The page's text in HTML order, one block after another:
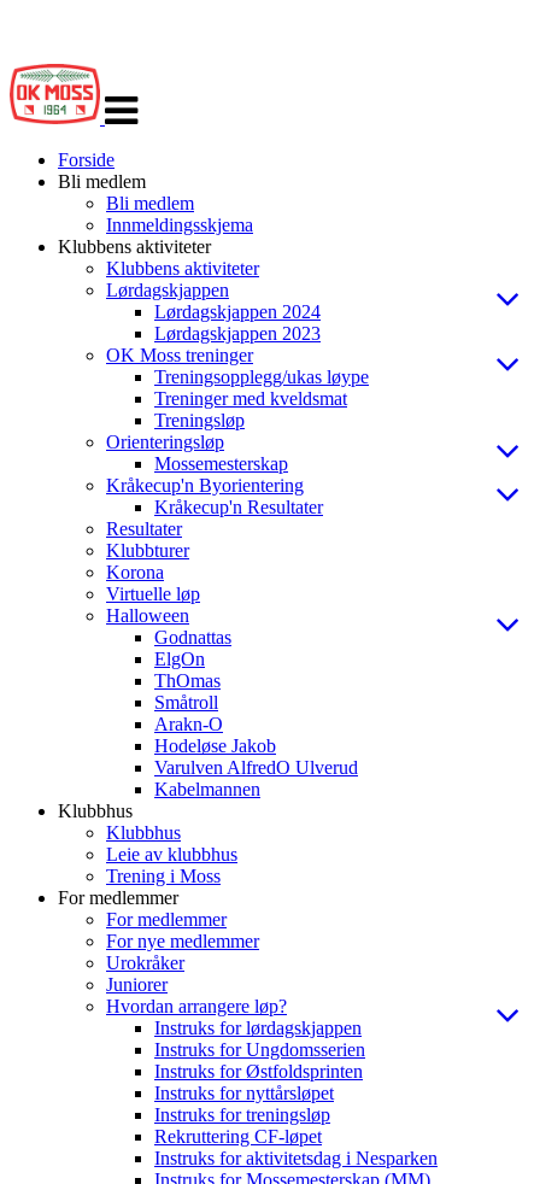
navigasjon
Forside
Bli medlem
Bli medlem
Innmeldingsskjema
Klubbens aktiviteter
Klubbens aktiviteter
Lørdagskjappen
Lørdagskjappen 2024
Lørdagskjappen 2023
OK Moss treninger
Treningsopplegg/ukas løype
Treninger med kveldsmat
Treningsløp
Orienteringsløp
Mossemesterskap
Kråkecup'n Byorientering
Kråkecup'n Resultater
Resultater
Klubbturer
Korona
Virtuelle løp
Halloween
Godnattas
ElgOn
ThOmas
Småtroll
Arakn-O
Hodeløse Jakob
Varulven AlfredO Ulverud
Kabelmannen
Klubbhus
Klubbhus
Leie av klubbhus
Trening i Moss
For medlemmer
For medlemmer
For nye medlemmer
Urokråker
Juniorer
Hvordan arrangere løp?
Instruks for lørdagskjappen
Instruks for Ungdomsserien
Instruks for Østfoldsprinten
Instruks for nyttårsløpet
Instruks for treningsløp
Rekruttering CF-løpet
Instruks for aktivitetsdag i Nesparken
Instruks for Mossemesterskap (MM)